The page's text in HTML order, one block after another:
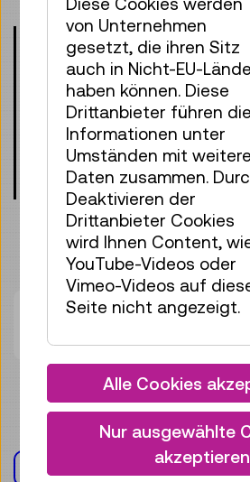
Das kids.camp ist nur für
10 Jahren geeignet.
müssen die 1. Klasse
haben und dürfen
Volksschule
Jüngere und ältere Kinder
erwachsene
nicht teilnehmen.
Zurzeit stehen keine
DOKUMENT(E)
von Unternehmen
gesetzt, die ihren Sitz
auch in Nicht-EU-
haben können. Diese
Drittanbieter führen die
Informationen unter
Umständen mit
Daten zusammen.
Deaktivieren der
Drittanbieter Cookies
wird Ihnen Content,
YouTube-Videos oder
Vimeo-Videos auf
Seite nicht angezeigt.
Alle Cookies
Nur ausgewählte
akzeptieren